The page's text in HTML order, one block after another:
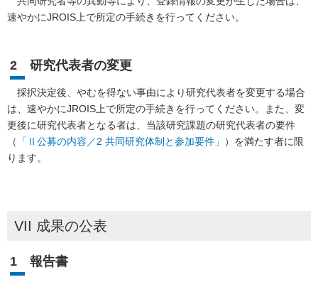
速やかにJROIS上で所定の手続きを行ってください。
2 研究代表者の変更
採択決定後、やむを得ない事由により研究代表者を変更する場合
は、速やかにJROIS上で所定の手続きを行ってください。また、変
更後に研究代表者となる者は、当該研究課題の研究代表者の要件
（
「Ⅱ公募の内容／2 共同研究体制と参加要件」
）を満たす者に限
ります。
VII 成果の公表
1 報告書